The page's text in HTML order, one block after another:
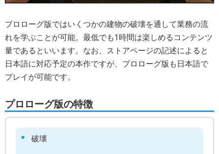
プロローグ版ではいくつかの建物の破壊を通して業務の流
れを学ぶことが可能。最低でも1時間は楽しめるコンテンツ
量であるといいます。なお、ストアページの記述によると
日本語に対応予定の本作ですが、プロローグ版も日本語で
プレイが可能です。
プロローグ版の特徴
破壊